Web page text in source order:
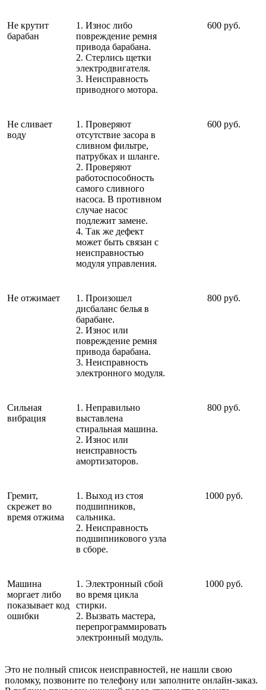
Не крутит
барабан
1. Износ либо
повреждение ремня
привода барабана.
2. Стерлись щетки
электродвигателя.
3. Неисправность
приводного мотора.
600 руб.
Не сливает
воду
1. Проверяют
отсутствие засора в
сливном фильтре,
патрубках и шланге.
2. Проверяют
работоспособность
самого сливного
насоса. В противном
случае насос
подлежит замене.
4. Так же дефект
может быть связан с
неисправностью
модуля управления.
600 руб.
Не отжимает
1. Произошел
дисбаланс белья в
барабане.
2. Износ или
повреждение ремня
привода барабана.
3. Неисправность
электронного модуля.
800 руб.
Сильная
вибрация
1. Неправильно
выставлена
стиральная машина.
2. Износ или
неисправность
амортизаторов.
800 руб.
Гремит,
скрежет во
время отжима
1. Выход из стоя
подшипников,
сальника.
2. Неисправность
подшипникового узла
в сборе.
1000 руб.
Машина
моргает либо
показывает код
ошибки
1. Электронный сбой
во время цикла
стирки.
2. Вызвать мастера,
перепрограммировать
электронный модуль.
1000 руб.
Это не полный список неисправностей, не нашли свою
поломку, позвоните по телефону или заполните онлайн-заказ.